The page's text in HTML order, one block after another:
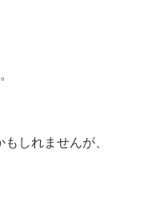
しれませんが、